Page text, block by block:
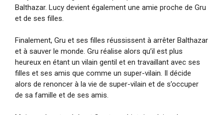
Balthazar. Lucy devient également une amie proche de Gru
et de ses filles.
Finalement, Gru et ses filles réussissent à arrêter Balthazar
et à sauver le monde. Gru réalise alors qu’il est plus
heureux en étant un vilain gentil et en travaillant avec ses
filles et ses amis que comme un super-vilain. Il décide
alors de renoncer à la vie de super-vilain et de s’occuper
de sa famille et de ses amis.